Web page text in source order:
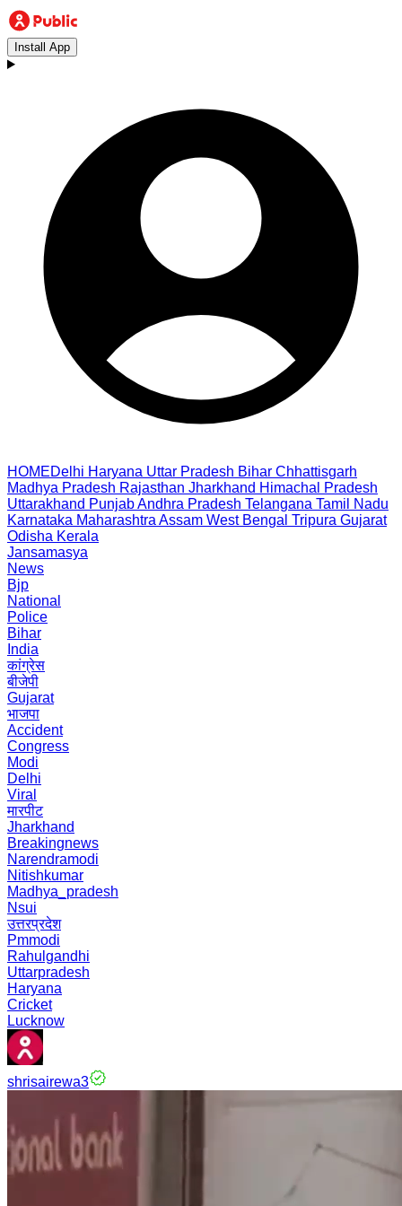
Install App
HOMEDelhi Haryana Uttar Pradesh Bihar Chhattisgarh
Madhya Pradesh Rajasthan Jharkhand Himachal Pradesh
Uttarakhand PunjabAndhra Pradesh Telangana Tamil Nadu
Karnataka Maharashtra Assam West Bengal Tripura Gujarat
Odisha Kerala
Jansamasya
News
Bjp
National
Police
Bihar
India
कांग्रेस
बीजेपी
Gujarat
भाजपा
Accident
Congress
Modi
Delhi
Viral
मारपीट
Jharkhand
Breakingnews
Narendramodi
Nitishkumar
Madhya_pradesh
Nsui
उत्तरप्रदेश
Pmmodi
Rahulgandhi
Uttarpradesh
Haryana
Cricket
Lucknow
shrisairewa3